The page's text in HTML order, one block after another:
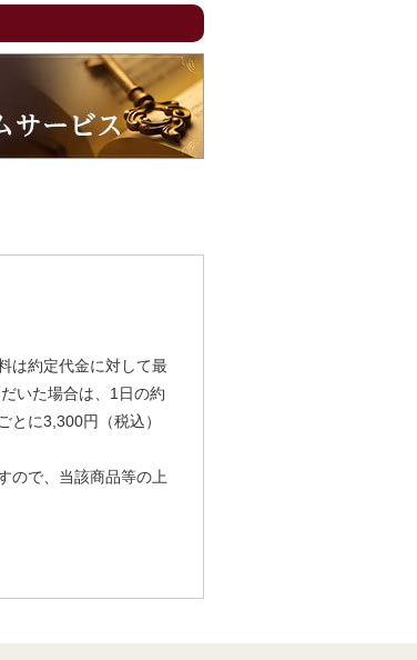
は約定代金に対して最
いた場合は、1日の約
に3,300円（税込）
ので、当該商品等の上